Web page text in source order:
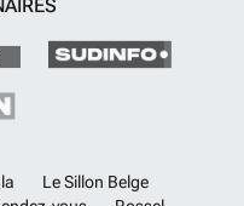
de l'autoroute AP7.
Le Sillon Belge